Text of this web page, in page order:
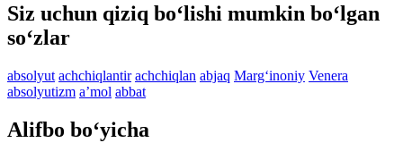
Siz uchun qiziq bo‘lishi mumkin bo‘lgan
so‘zlar
absolyut achchiqlantir achchiqlan abjaq Marg‘inoniy Venera
absolyutizm aʼmol abbat
Alifbo bo‘yicha